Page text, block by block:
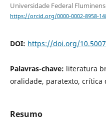
Universidade Federal
https://orcid.org/0000-0002-8958-
DOI: https://doi.org/
Palavras-chave: literatura
oralidade, paratexto, crítica
Resumo